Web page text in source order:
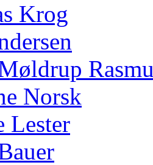
Krog
Norsk
Lester